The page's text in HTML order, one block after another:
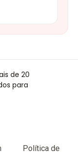
de 20
para
Política de